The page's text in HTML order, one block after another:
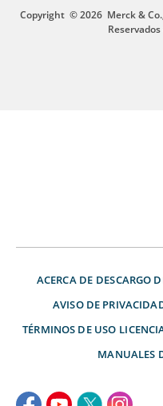
Copyright © 2026 Merck &
ACERCA DE DESCARGO
AVISO DE
TÉRMINOS DE USO
MANUALES